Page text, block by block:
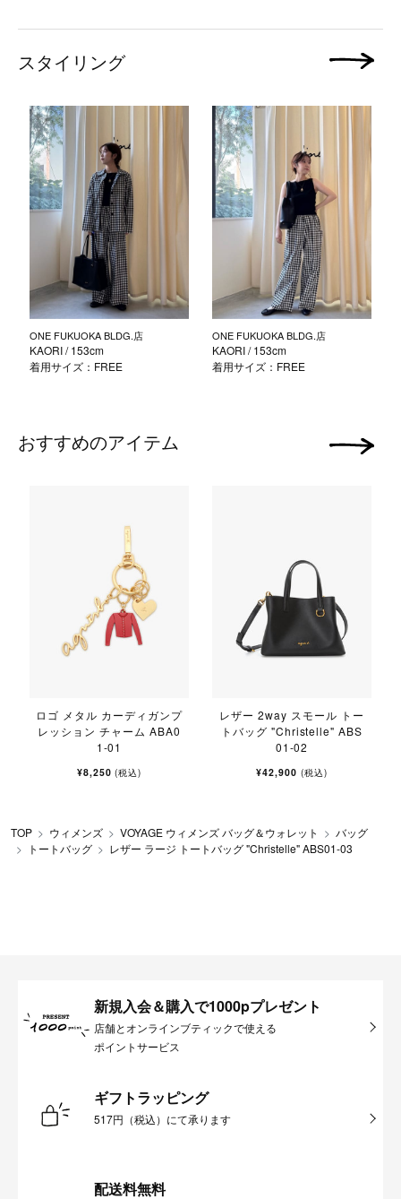
スタイリング
ONE FUKUOKA BLDG.店
KAORI/ 153cm
着用サイズ：FREE
ONE FUKUOKA BLDG.店
KAORI/ 153cm
着用サイズ：FREE
次の画像
おすすめのアイテム
ロゴ メタル カーディガンプ
レッション チャーム ABA0
1-01
¥8,250(税込)
レザー 2way スモール トー
トバッグ "Christelle" ABS
01-02
¥42,900 (税込)
次の画像
TOP ウィメンズ VOYAGE ウィメンズ バッグ＆ウォレット
バッグ
トートバッグ
レザー ラージ トートバッグ "Christelle" ABS01-03
新規入会＆購入で1000pプレゼント
店舗とオンラインブティックで使える
ポイントサービス
ギフトラッピング
517円（税込）にて承ります
配送料無料